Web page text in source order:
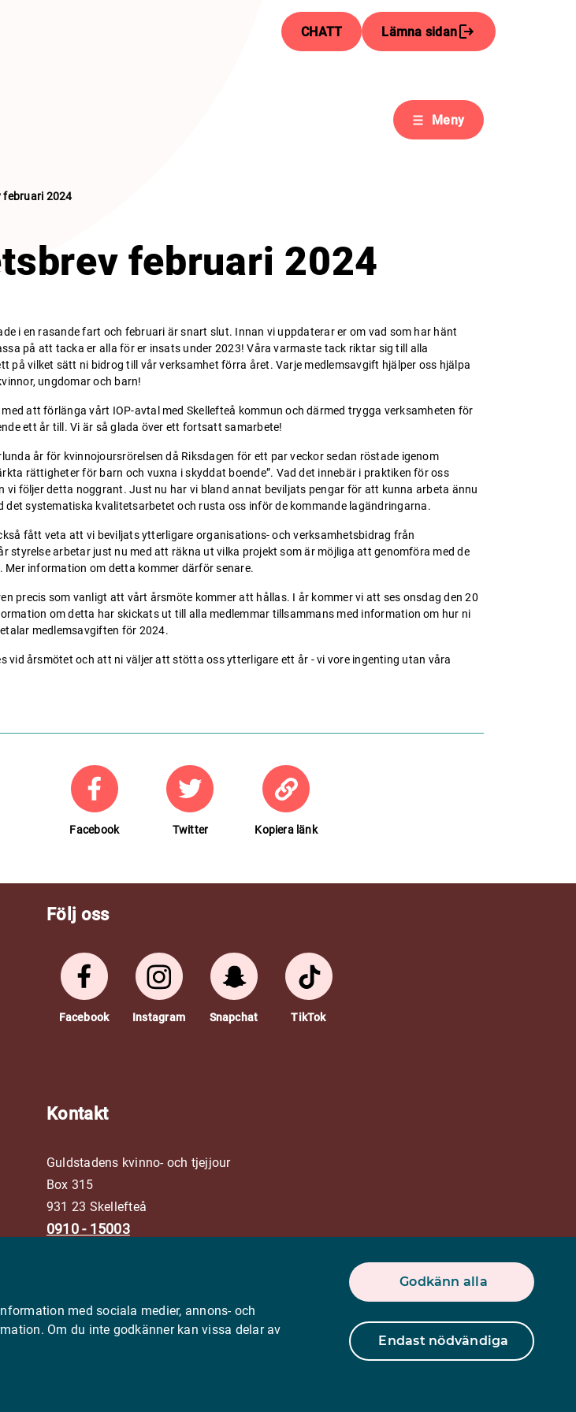
med sociala medier, annons- och
Om du inte godkänner kan vissa delar av
Godkänn alla
Endast nödvändiga
CHATT Lämna sidan
Meny
februari 2024
februari 2024
i en rasande fart och februari är snart slut. Innan vi uppdaterar er om vad som har hänt
på att tacka er alla för er insats under 2023! Våra varmaste tack riktar sig till alla
på vilket sätt ni bidrog till vår verksamhet förra året. Varje medlemsavgift hjälper oss hjälpa
ungdomar och barn!
att förlänga vårt IOP-avtal med Skellefteå kommun och därmed trygga verksamheten för
ett år till. Vi är så glada över ett fortsatt samarbete!
år för kvinnojoursrörelsen då Riksdagen för ett par veckor sedan röstade igenom
rättigheter för barn och vuxna i skyddat boende”. Vad det innebär i praktiken för oss
vi följer detta noggrant. Just nu har vi bland annat beviljats pengar för att kunna arbeta ännu
det systematiska kvalitetsarbetet och rusta oss inför de kommande lagändringarna.
fått veta att vi beviljats ytterligare organisations- och verksamhetsbidrag från
styrelse arbetar just nu med att räkna ut vilka projekt som är möjliga att genomföra med de
Mer information om detta kommer därför senare.
precis som vanligt att vårt årsmöte kommer att hållas. I år kommer vi att ses onsdag den 20
om detta har skickats ut till alla medlemmar tillsammans med information om hur ni
medlemsavgiften för 2024.
vid årsmötet och att ni väljer att stötta oss ytterligare ett år - vi vore ingenting utan våra
Facebook Twitter Kopiera länk
Följ oss
Facebook Instagram Snapchat TikTok
Kontakt
Guldstadens kvinno- och tjejjour
Box 315
931 23 Skellefteå
0910 - 15003